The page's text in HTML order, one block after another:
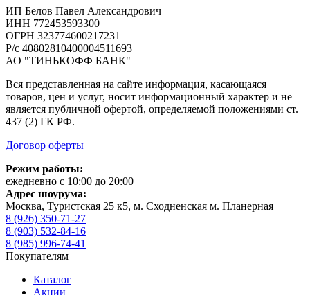
ИП Белов Павел Александрович
ИНН 772453593300
ОГРН 323774600217231
Р/с 40802810400004511693
АО "ТИНЬКОФФ БАНК"
Вся представленная на сайте информация, касающаяся
товаров, цен и услуг, носит информационный характер и не
является публичной офертой, определяемой положениями ст.
437 (2) ГК РФ.
Договор оферты
Режим работы:
ежедневно с 10:00 до 20:00
Адрес шоурума:
Москва, Туристская 25 к5, м. Сходненская м. Планерная
8 (926) 350-71-27
8 (903) 532-84-16
8 (985) 996-74-41
Покупателям
Каталог
Акции